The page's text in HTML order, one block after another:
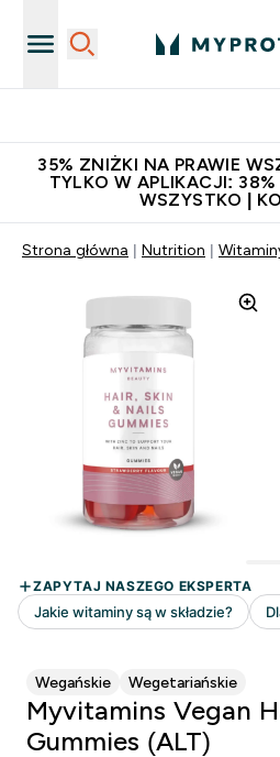
35% ZNIŻKI NA PRAWIE
TYLKO W APLIKACJI: 38%
WSZYSTKO |
Strona główna Nutrition
Wegańskie Wegetariańskie
Myvitamins Vegan
Gummies (ALT)